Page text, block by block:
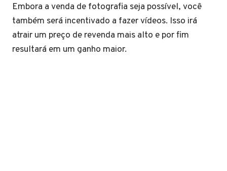
Embora a venda de fotografia seja possível, você
também será incentivado a fazer vídeos. Isso irá
atrair um preço de revenda mais alto e por fim
resultará em um ganho maior.